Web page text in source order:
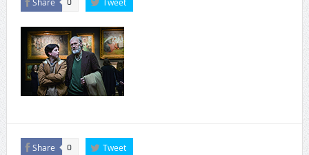
0
Share 0 Tweet